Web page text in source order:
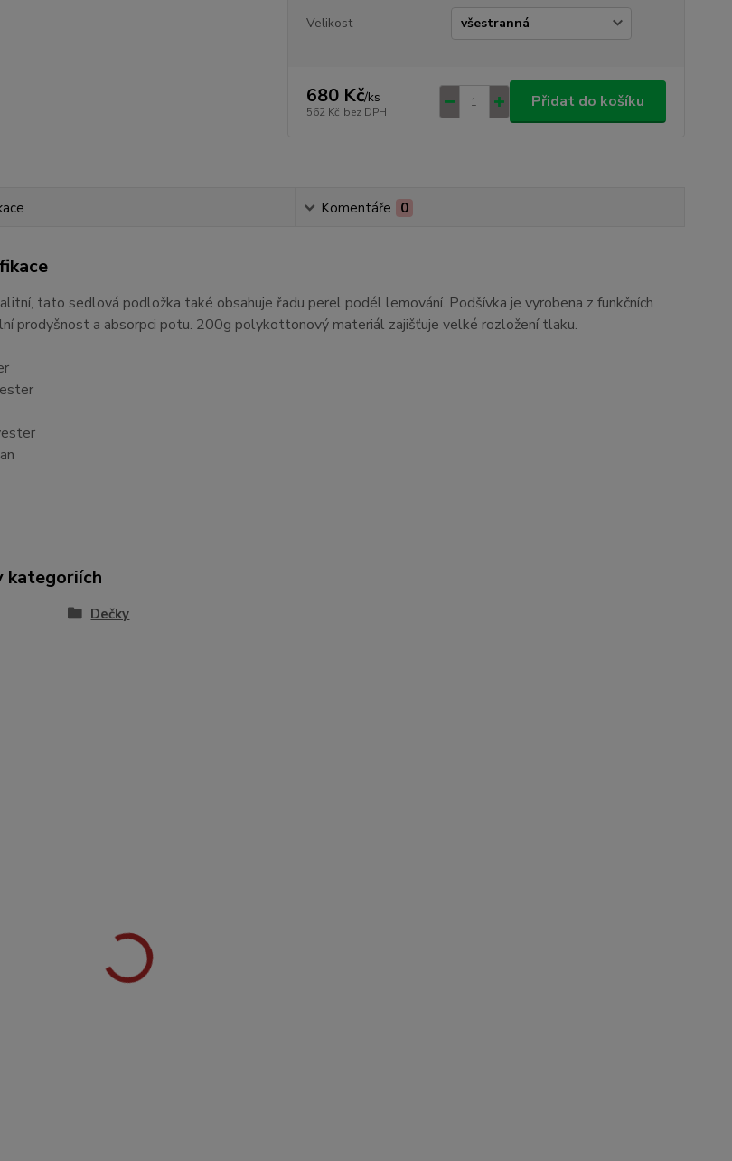
Velikost
680 Kč/ks
562 Kč bez DPH
Přidat do košíku
Komentáře 0
tato sedlová podložka také obsahuje řadu perel podél lemování. Podšívka je vyrobena z funkčních
prodyšnost a absorpci potu. 200g polykottonový materiál zajišťuje velké rozložení tlaku.
kategoriích
Dečky